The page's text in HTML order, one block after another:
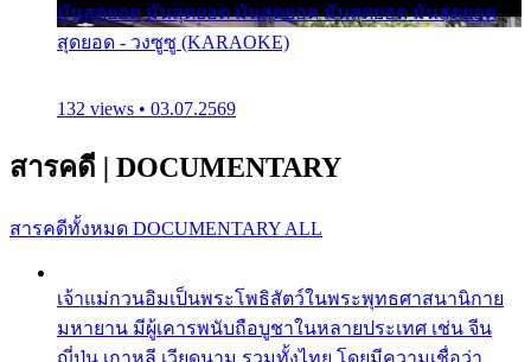
มันสุดยอด มันสุดยอด มันสุดยอด มันสุดยอด มันสุดยอด
สุดยอด - วงซูซู (KARAOKE)
132 views • 03.07.2569
สารคดี | DOCUMENTARY
สารคดีทั้งหมด DOCUMENTARY ALL
เจ้าแม่กวนอิมเป็นพระโพธิสัตว์ในพระพุทธศาสนานิกาย
มหายาน มีผู้เคารพนับถือบูชาในหลายประเทศ เช่น จีน
ญี่ปุ่น เกาหลี เวียดนาม รวมทั้งไทย โดยมีความเชื่อว่า